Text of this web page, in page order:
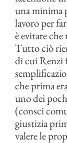
una minima
lavoro per
è evitare
Tutto ciò
di cui Renzi
che prima
uno dei
(consci
giustizia
valere le